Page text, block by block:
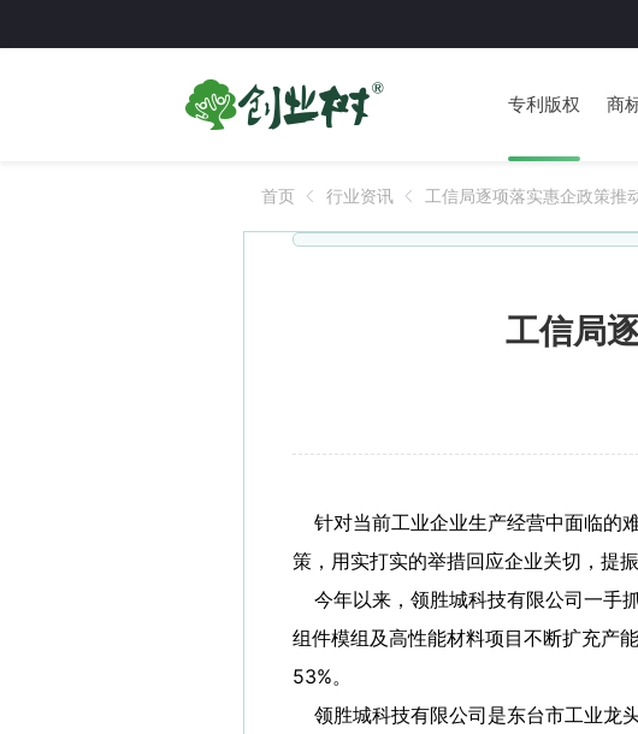
专利版权 商
首页 行业资讯 工信局逐项落实惠企政策推
工信局
针对当前工业企业生产经营中面临的
策，用实打实的举措回应企业关切，提
今年以来，领胜城科技有限公司一手
组件模组及高性能材料项目不断扩充产
53%。
领胜城科技有限公司是东台市工业龙